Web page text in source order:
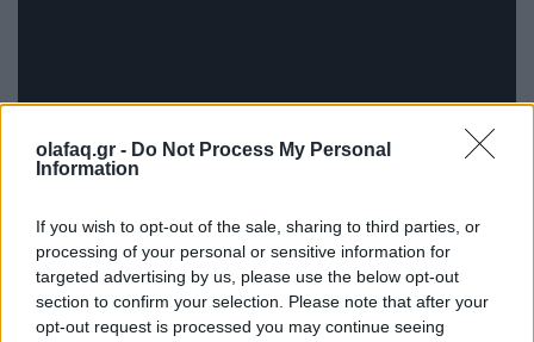
olafaq.gr - Do Not Process My Personal
Information
If you wish to opt-out of the sale, sharing to third parties, or
processing of your personal or sensitive information for
targeted advertising by us, please use the below opt-out
section to confirm your selection. Please note that after your
opt-out request is processed you may continue seeing